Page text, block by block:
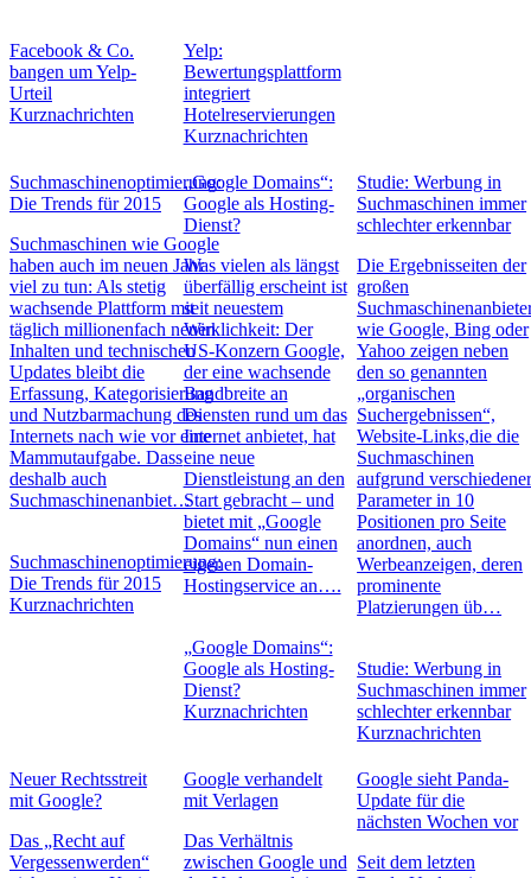
Facebook & Co.
bangen um Yelp-
Urteil
Kurznachrichten
Yelp:
Bewertungsplattform
integriert
Hotelreservierungen
Kurznachrichten
Suchmaschinenoptimierung:
Die Trends für 2015
Suchmaschinen wie Google
haben auch im neuen Jahr
viel zu tun: Als stetig
wachsende Plattform mit
täglich millionenfach neuen
Inhalten und technischen
Updates bleibt die
Erfassung, Kategorisierung
und Nutzbarmachung des
Internets nach wie vor eine
Mammutaufgabe. Dass
deshalb auch
Suchmaschinenanbiet…
Suchmaschinenoptimierung:
Die Trends für 2015
Kurznachrichten
„Google Domains“:
Google als Hosting-
Dienst?
Was vielen als längst
überfällig erscheint ist
seit neuestem
Wirklichkeit: Der
US-Konzern Google,
der eine wachsende
Bandbreite an
Diensten rund um das
Internet anbietet, hat
eine neue
Dienstleistung an den
Start gebracht – und
bietet mit „Google
Domains“ nun einen
eigenen Domain-
Hostingservice an….
„Google Domains“:
Google als Hosting-
Dienst?
Kurznachrichten
Studie: Werbung in
Suchmaschinen immer
schlechter erkennbar
Die Ergebnisseiten der
großen
wie Google, Bing oder
Yahoo zeigen neben
den so genannten
„organischen
Suchergebnissen“,
Website-Links,die die
Suchmaschinen
aufgrund
Parameter in 10
Positionen pro Seite
anordnen, auch
Werbeanzeigen, deren
prominente
Platzierungen üb…
Studie: Werbung in
Suchmaschinen immer
schlechter erkennbar
Kurznachrichten
Neuer Rechtsstreit
mit Google?
Das „Recht auf
Vergessenwerden“
Google verhandelt
mit Verlagen
Das Verhältnis
zwischen Google und
Google sieht Panda-
Update für die
nächsten Wochen vor
Seit dem letzten